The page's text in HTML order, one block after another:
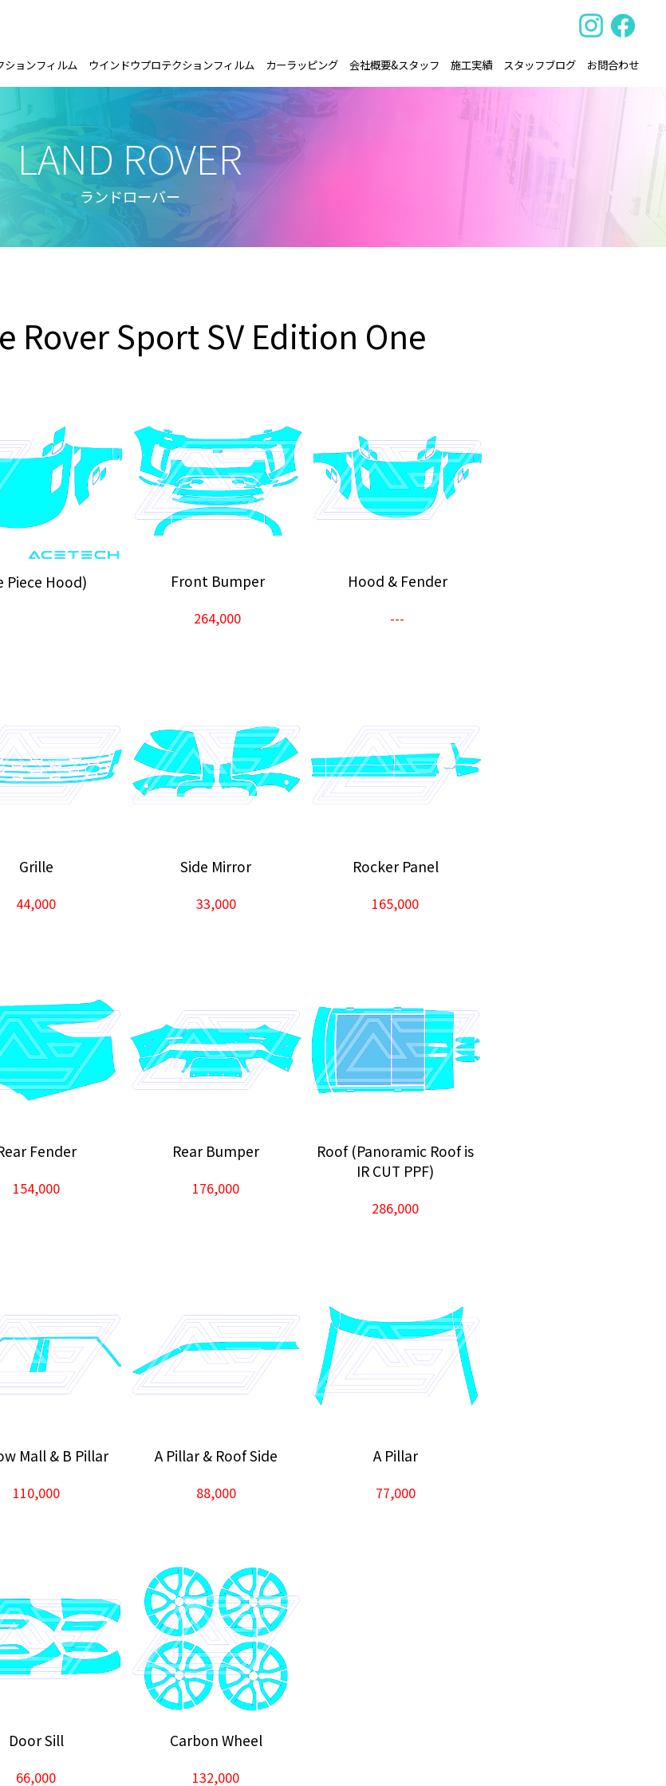
ションフィルム ウインドウプロテクションフィルム カーラッピング 会社概要&スタッフ 施工実績 スタッフブログ お問合わせ
LAND ROVER
ランドローバー
Rover Sport SV Edition One
Piece Hood) Front Bumper
264,000
Hood & Fender
---
Grille
44,000
Side Mirror
33,000
Rocker Panel
165,000
Fender
154,000
Rear Bumper
176,000
Roof (Panoramic Roof is
IR CUT PPF)
286,000
Mall & B Pillar
110,000
A Pillar & Roof Side
88,000
A Pillar
77,000
Door Sill
66,000
Carbon Wheel
132,000